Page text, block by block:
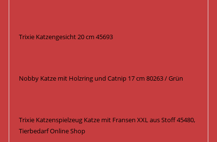
Trixie Katzengesicht 20 cm 45693
Nobby Katze mit Holzring und Catnip 17 cm 80263 / Grün
Trixie Katzenspielzeug Katze mit Fransen XXL aus Stoff 45480,
Tierbedarf Online Shop